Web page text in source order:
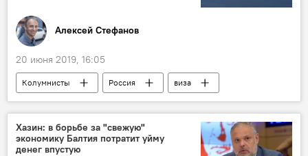
Алексей Стефанов
20 июня 2019, 16:05
Колумнисты Россия
виза
туризм
Электронные визы в Калининградскую область
Хазин: в борьбе за "свежую"
экономику Балтия потратит уйму
денег впустую